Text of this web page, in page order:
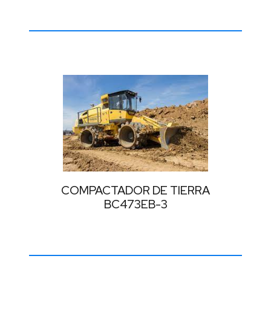
COMPACTADOR DE TIERRA
BC473EB-3